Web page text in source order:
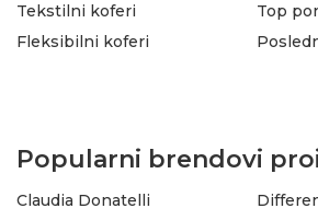
Tekstilni koferi
Fleksibilni koferi
Top
Popularni brendovi
Claudia Donatelli